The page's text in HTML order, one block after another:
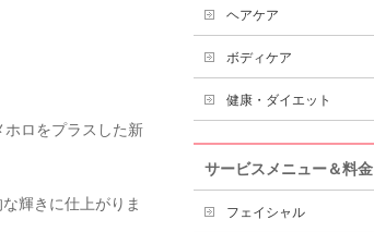
ロをプラスした新
輝きに仕上がりま
ヘアケア
ボディケア
健康・ダイエット
サービスメニュー＆料金
フェイシャル